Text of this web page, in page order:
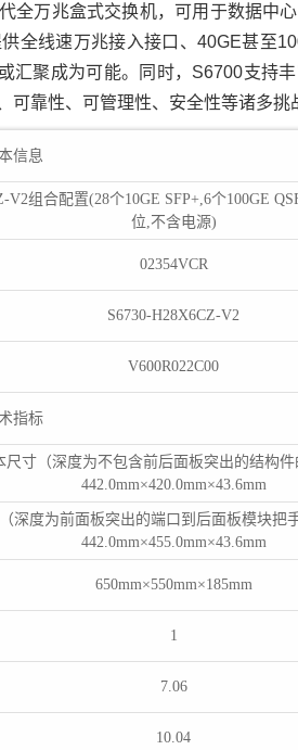
全万兆盒式交换机，可用于数据中
全线速万兆接入接口、40GE甚至
汇聚成为可能。同时，S6700支持
靠性、可管理性、安全性等诸多挑
信息
V2组合配置(28个10GE SFP+,6个100GE
位,不含电源)
02354VCR
S6730-H28X6CZ-V2
V600R022C00
指标
尺寸（深度为不包含前后面板突出的结构件
442.0mm×420.0mm×43.6mm
深度为前面板突出的端口到后面板模块把
442.0mm×455.0mm×43.6mm
650mm×550mm×185mm
1
7.06
10.04